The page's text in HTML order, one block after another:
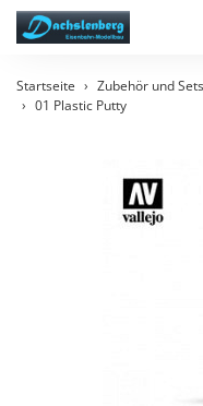
Startseite Zubehör und Sets
01 Plastic Putty